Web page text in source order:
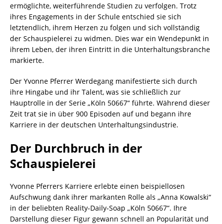
ermöglichte, weiterführende Studien zu verfolgen. Trotz
ihres Engagements in der Schule entschied sie sich
letztendlich, ihrem Herzen zu folgen und sich vollständig
der Schauspielerei zu widmen. Dies war ein Wendepunkt in
ihrem Leben, der ihren Eintritt in die Unterhaltungsbranche
markierte.
Der Yvonne Pferrer Werdegang manifestierte sich durch
ihre Hingabe und ihr Talent, was sie schließlich zur
Hauptrolle in der Serie „Köln 50667“ führte. Während dieser
Zeit trat sie in über 900 Episoden auf und begann ihre
Karriere in der deutschen Unterhaltungsindustrie.
Der Durchbruch in der
Schauspielerei
Yvonne Pferrers Karriere erlebte einen beispiellosen
Aufschwung dank ihrer markanten Rolle als „Anna Kowalski“
in der beliebten Reality-Daily-Soap „Köln 50667“. Ihre
Darstellung dieser Figur gewann schnell an Popularität und